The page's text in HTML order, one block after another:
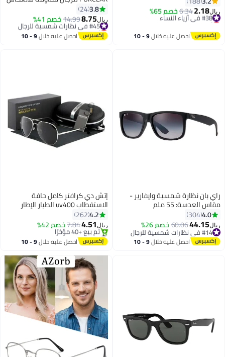
مساعدة على القراءة نظارات
مساعدة على القراءة في مكان
السن فضي
ريال2.18
6.34خصم 65% #38 في أزياء النساء
أقل سعر في 30 يوم
احصل عليه خلال 9 - 10
خفيفة الوزن مستطيلة لرجال ونساء
مع حماية UV400 للقيادة والجولف
3.8
24
ريال8.75
14.99خصم 41% #45 في نظارات شمسية للرجال
أقل سعر في 30 يوم
#45 في نظارات شمسية للرجال احصل عليه خلال 9 - 10
راي بان نظارة شمسية وايفارير -
مقاس العدسة: 55 ملم
4.0
304
ريال44.15
60.06خصم 26%
#14 في نظارات شمسية للرجال
#14 في نظارات شمسية للرجال احصل عليه خلال 9 - 10
إتش دي كرافتر كامل حافة
الاستقطاب uv400 الطيار الإطار
النظارات
4.2
262
ريال4.51
7.84خصم 42%
#21 في نظارات شمسية للرجال
أقل سعر في 30 يوم
تم بيع +40 مؤخرًا
#21 في نظارات شمسية للرجال
احصل عليه خلال 9 - 10